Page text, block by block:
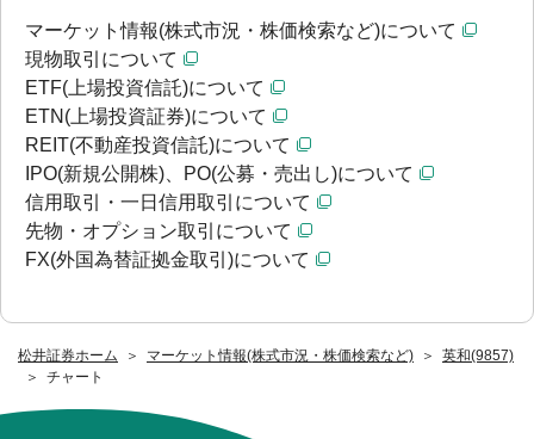
松井証券ホーム マーケット情報(株式市況・株価検索など)
英和(9857)
チャート
マーケット情報(株式市況・株価検索など)について
現物取引について
ETF(上場投資信託)について
ETN(上場投資証券)について
REIT(不動産投資信託)について
IPO(新規公開株)、PO(公募・売出し)について
信用取引・一日信用取引について
先物・オプション取引について
FX(外国為替証拠金取引)について